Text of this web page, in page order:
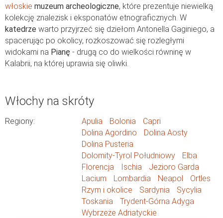
włoskie muzeum archeologiczne, które prezentuje niewielką
kolekcję znalezisk i eksponatów etnograficznych. W
katedrze warto przyjrzeć się dziełom Antonella Gaginiego, a
spacerując po okolicy, rozkoszować się rozległymi
widokami na Pianę - drugą co do wielkości równinę w
Kalabrii, na której uprawia się oliwki.
Włochy na skróty
Regiony: Apulia Bolonia
Capri
Dolina Agordino
Dolina Aosty
Dolina Pusteria
Dolomity-Tyrol Południowy
Elba
Florencja
Ischia
Jezioro Garda
Lacium
Lombardia Neapol
Ortles
Rzym i okolice
Sardynia
Sycylia
Toskania
Trydent-Górna Adyga
Wybrzeże Adriatyckie